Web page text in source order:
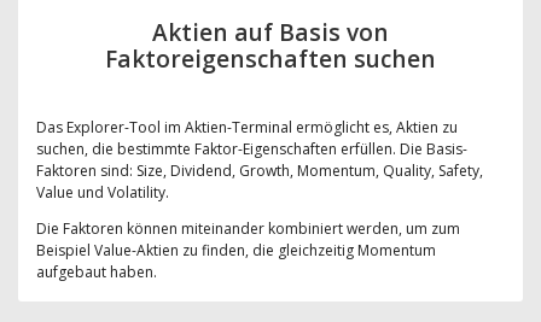
Aktien auf Basis von
Faktoreigenschaften suchen
Das Explorer-Tool im Aktien-Terminal ermöglicht es, Aktien zu
suchen, die bestimmte Faktor-Eigenschaften erfüllen. Die Basis-
Faktoren sind: Size, Dividend, Growth, Momentum, Quality, Safety,
Value und Volatility.
Die Faktoren können miteinander kombiniert werden, um zum
Beispiel Value-Aktien zu finden, die gleichzeitig Momentum
aufgebaut haben.